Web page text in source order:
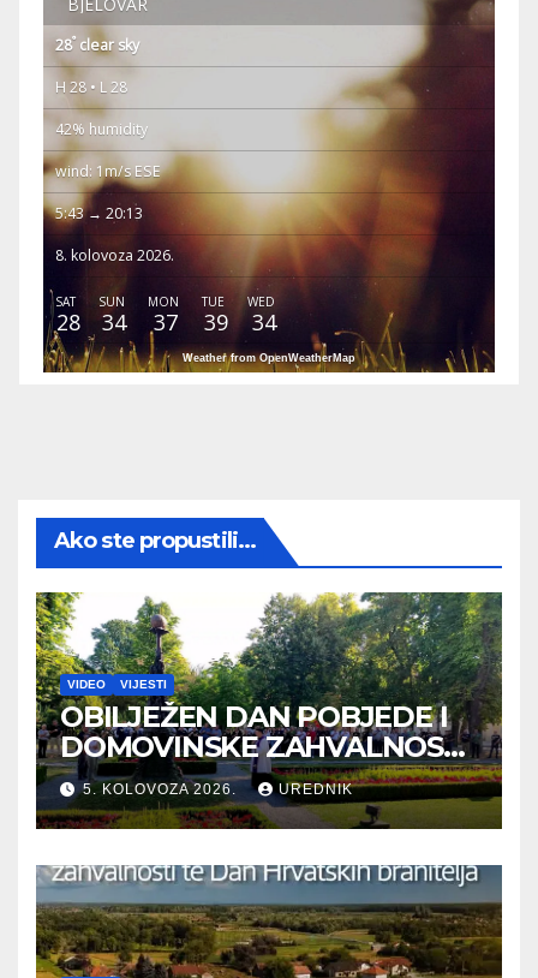
28° clear sky
H 28 • L 28
42% humidity
wind: 1m/s ESE
5:43 → 20:13
8. kolovoza 2026.
SAT
28
SUN
34
MON
37
TUE
39
WED
34
Weather from OpenWeatherMap
Ako ste propustili...
VIDEO VIJESTI
OBILJEŽEN DAN POBJEDE I
DOMOVINSKE ZAHVALNOSTI
TE DAN HRVATSKIH
BRANITELJA
5. KOLOVOZA 2026. UREDNIK